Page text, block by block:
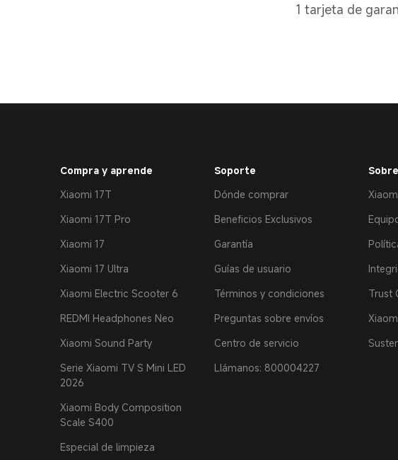
1 tarjeta de
Compra y aprende
Xiaomi 17T
Xiaomi 17T Pro
Xiaomi 17
Xiaomi 17 Ultra
Xiaomi Electric Scooter 6
REDMI Headphones Neo
Xiaomi Sound Party
Serie Xiaomi TV S Mini LED
2026
Xiaomi Body Composition
Scale S400
Especial de limpieza
Soporte
Dónde comprar
Beneficios Exclusivos
Garantía
Guías de usuario
Términos y condiciones
Preguntas sobre envíos
Centro de servicio
Llámanos: 800004227
Trust